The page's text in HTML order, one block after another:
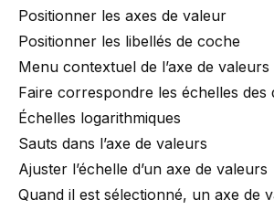
Positionner les axes de valeur
Positionner les libellés de coche
Menu contextuel de l’axe de valeurs
Faire correspondre les échelles des
Échelles logarithmiques
Sauts dans l’axe de valeurs
Ajuster l’échelle d’un axe de valeurs
Quand il est sélectionné, un axe de